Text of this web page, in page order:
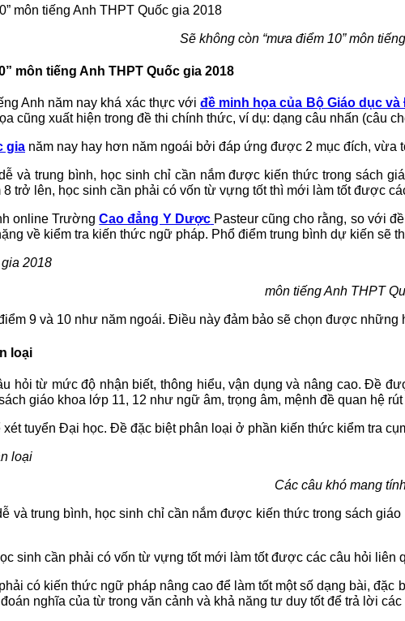
Sẽ không còn “mưa điểm 10” môn
môn tiếng Anh THPT Quốc gia 2018
Anh năm nay khá xác thực với đề minh họa của Bộ Giáo dục và
cũng xuất hiện trong đề thi chính thức, ví dụ: dạng câu nhấn (câu
gia năm nay hay hơn năm ngoái bởi đáp ứng được 2 mục đích, vừa
và trung bình, học sinh chỉ cần nắm được kiến thức trong sách
trở lên, học sinh cần phải có vốn từ vựng tốt thì mới làm tốt được
online TrườngCao đẳng Y Dược Pasteur cũng cho rằng, so với
về kiểm tra kiến thức ngữ pháp. Phổ điểm trung bình dự kiến sẽ
môn tiếng Anh THPT
9 và 10 như năm ngoái. Điều này đảm bảo sẽ chọn được
loại
hỏi từ mức độ nhận biết, thông hiểu, vận dụng và nâng cao. Đề
giáo khoa lớp 11, 12 như ngữ âm, trọng âm, mệnh đề quan hệ
tuyển Đại học. Đề đặc biệt phân loại ở phần kiến thức kiểm tra
Các câu khó mang
và trung bình, học sinh chỉ cần nắm được kiến thức trong sách
sinh cần phải có vốn từ vựng tốt mới làm tốt được các câu hỏi liên
có kiến thức ngữ pháp nâng cao để làm tốt một số dạng bài,
nghĩa của từ trong văn cảnh và khả năng tư duy tốt để trả lời